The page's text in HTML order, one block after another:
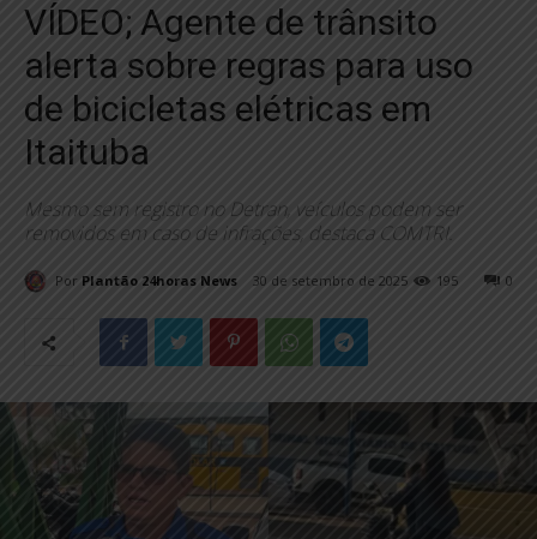
VÍDEO; Agente de trânsito
alerta sobre regras para uso
de bicicletas elétricas em
Itaituba
Mesmo sem registro no Detran, veículos podem ser
removidos em caso de infrações, destaca COMTRI.
Por Plantão 24horas News 30 de setembro de 2025 0
195